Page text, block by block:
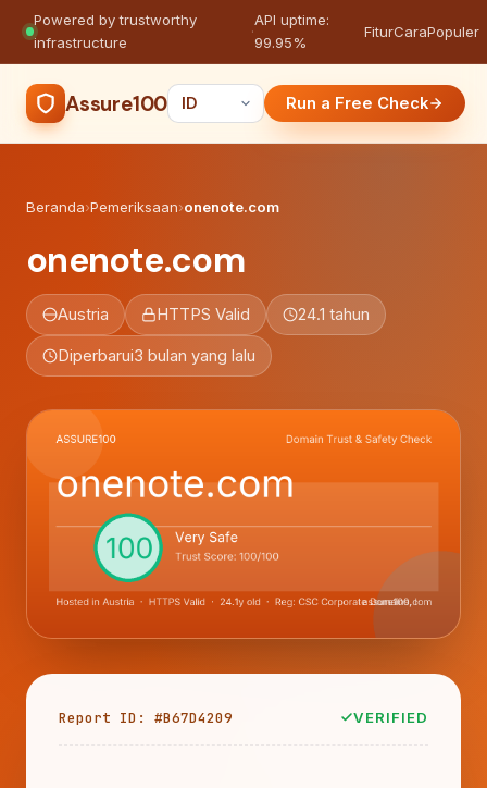
Powered by trustworthy
infrastructure
·
API uptime:
99.95%
FiturCaraPopuler
Assure100 Run a Free Check
Beranda›Pemeriksaan›onenote.com
onenote.com
Austria HTTPS Valid 24.1 tahun
Diperbarui3 bulan yang lalu
Report ID: #B67D4209 VERIFIED